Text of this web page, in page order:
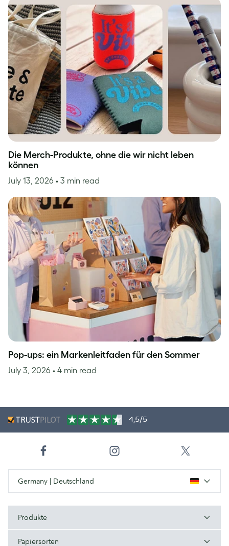
Die Merch-Produkte, ohne die wir nicht leben
können
July 13, 2026 • 3 min read
Pop-ups: ein Markenleitfaden für den Sommer
July 3, 2026 • 4 min read
4,5/5
Germany | Deutschland
Produkte
Papiersorten